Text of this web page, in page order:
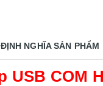
ĐỊNH NGHĨA SẢN PHẨM
USB COM